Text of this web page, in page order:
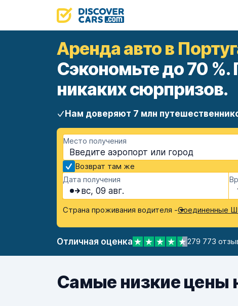
Аренда авто в
Сэкономьте до 70
никаких сюрпризов.
Нам доверяют 7 млн
Место получения
Возврат там же
Дата получения
вс, 09 авг.
Страна проживания водителя -Соединенные
Отличная оценка 279 773
Самые низкие цены